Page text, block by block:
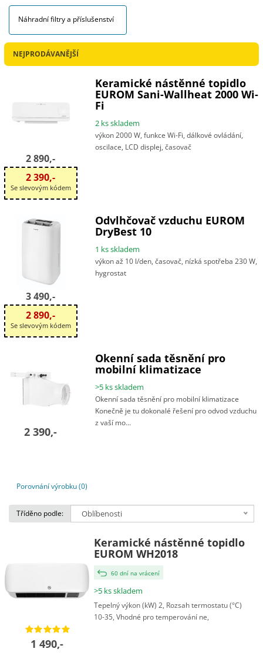
Náhradní filtry a příslušenství
NEJPRODÁVANĚJŠÍ
2 890,-
2 390,-
Se slevovým kódem
Keramické nástěnné topidlo
EUROM Sani-Wallheat 2000 Wi-
Fi
2 ks skladem
výkon 2000 W, funkce Wi-Fi, dálkové ovládání,
oscilace, LCD displej, časovač
3 490,-
2 890,-
Se slevovým kódem
Odvlhčovač vzduchu EUROM
DryBest 10
1 ks skladem
výkon až 10 l/den, časovač, nízká spotřeba 230 W,
hygrostat
2 390,-
Okenní sada těsnění pro
mobilní klimatizace
>5 ks skladem
Okenní sada těsnění pro mobilní klimatizace
Konečně je tu dokonalé řešení pro odvod vzduchu
z vaší mo...
Porovnání výrobku (0)
Tříděno podle: Oblíbenosti
1 490,-
Keramické nástěnné topidlo
EUROM WH2018
60 dní na vrácení
>5 ks skladem
Tepelný výkon (kW) 2, Rozsah termostatu (°C)
10-35, Vhodné pro temperování ne,